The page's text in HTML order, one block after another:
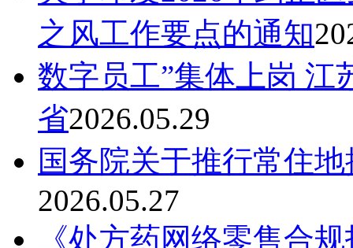
之风工作要点的通知
数字员工”集体上岗 江
省2026.05.29
国务院关于推行常住
2026.05.27
《处方药网络零售合